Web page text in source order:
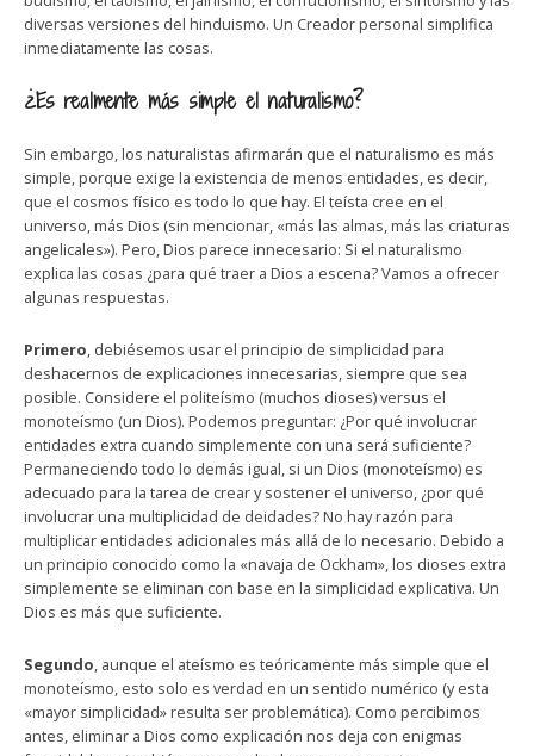
diversas versiones del hinduismo. Un Creador personal simplifica
inmediatamente las cosas.
¿Es realmente más simple el naturalismo?
Sin embargo, los naturalistas afirmarán que el naturalismo es más
simple, porque exige la existencia de menos entidades, es decir,
que el cosmos físico es todo lo que hay. El teísta cree en el
universo, más Dios (sin mencionar, «más las almas, más las criaturas
angelicales»). Pero, Dios parece innecesario: Si el naturalismo
explica las cosas ¿para qué traer a Dios a escena? Vamos a ofrecer
algunas respuestas.
Primero, debiésemos usar el principio de simplicidad para
deshacernos de explicaciones innecesarias, siempre que sea
posible. Considere el politeísmo (muchos dioses) versus el
monoteísmo (un Dios). Podemos preguntar: ¿Por qué involucrar
entidades extra cuando simplemente con una será suficiente?
Permaneciendo todo lo demás igual, si un Dios (monoteísmo) es
adecuado para la tarea de crear y sostener el universo, ¿por qué
involucrar una multiplicidad de deidades? No hay razón para
multiplicar entidades adicionales más allá de lo necesario. Debido a
un principio conocido como la «navaja de Ockham», los dioses extra
simplemente se eliminan con base en la simplicidad explicativa. Un
Dios es más que suficiente.
Segundo, aunque el ateísmo es teóricamente más simple que el
monoteísmo, esto solo es verdad en un sentido numérico (y esta
«mayor simplicidad» resulta ser problemática). Como percibimos
antes, eliminar a Dios como explicación nos deja con enigmas